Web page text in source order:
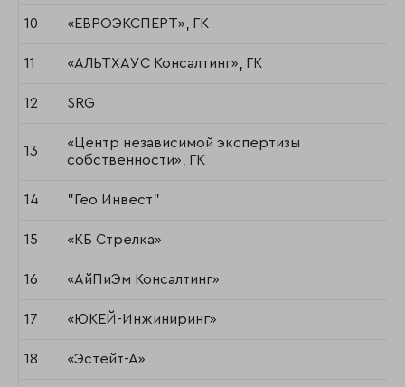
10 «ЕВРОЭКСПЕРТ», ГК
11 «АЛЬТХАУС Консалтинг», ГК
12 SRG
13
«Центр независимой экспертизы
собственности», ГК
14 "Гео Инвест"
15 «КБ Стрелка»
16 «АйПиЭм Консалтинг»
17 «ЮКЕЙ-Инжиниринг»
18 «Эстейт-А»